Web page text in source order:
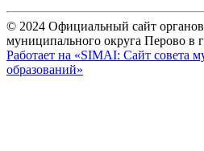
© 2024 Официальный сайт
муниципального округа Перово в
Работает на «SIMAI: Сайт совета
образований»